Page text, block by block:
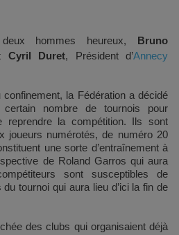
hommes heureux, Bruno
Cyril Duret, Président d’Annecy
confinement, la Fédération a décidé
nombre de tournois pour
reprendre la compétition. Ils sont
joueurs numérotés, de numéro 20
une sorte d’entraînement à
de Roland Garros qui aura
sont susceptibles de
tournoi qui aura lieu d’ici la fin de
des clubs qui organisaient déjà